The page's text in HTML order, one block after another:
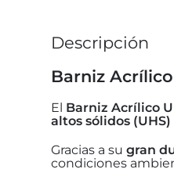
Descripción
Barniz
El Barniz Acrílico
altos sólidos (UHS)
Gracias a su gran
condiciones